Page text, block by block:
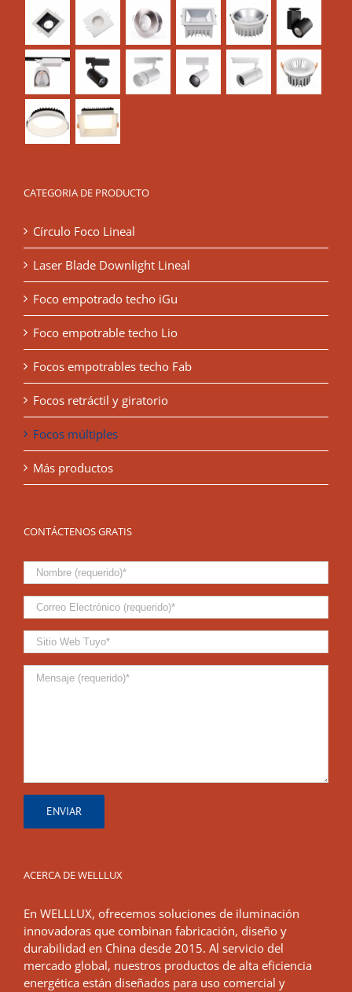
CATEGORIA DE PRODUCTO
Círculo Foco Lineal
Laser Blade Downlight Lineal
Foco empotrado techo iGu
Foco empotrable techo Lio
Focos empotrables techo Fab
Focos retráctil y giratorio
Focos múltiples
Más productos
CONTÁCTENOS GRATIS
ACERCA DE WELLLUX
En WELLLUX, ofrecemos soluciones de iluminación
innovadoras que combinan fabricación, diseño y
durabilidad en China desde 2015. Al servicio del
mercado global, nuestros productos de alta eficiencia
energética están diseñados para uso comercial y